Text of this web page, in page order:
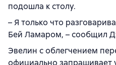
подошла к столу.
– Я только что
Бей Ламаром, – сообщил
Эвелин с облегчением
официально